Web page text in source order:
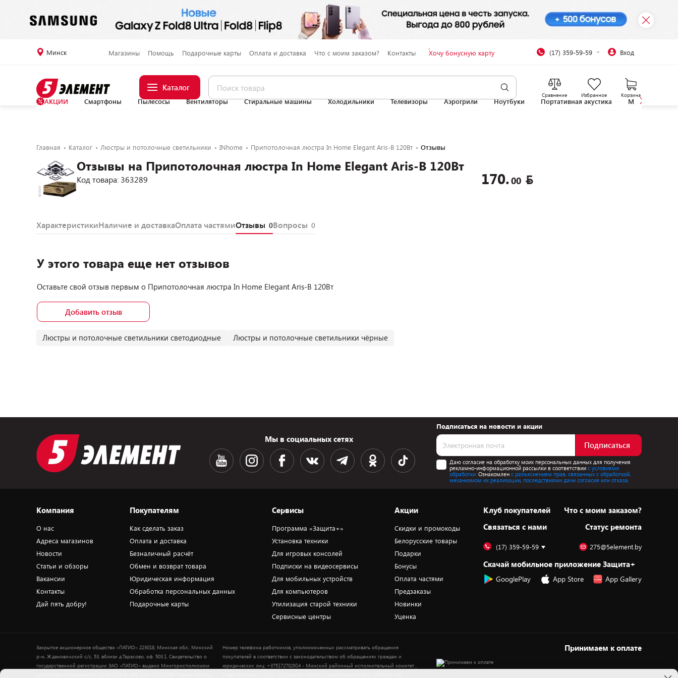
Минск Магазины Помощь Подарочные карты Оплата и доставка Что с моим заказом? Контакты Хочу бонусную карту (17) 359-59-59 Вход
Каталог
Сравнение Избранное Корзина
АКЦИИ Смартфоны Пылесосы Вентиляторы Стиральные машины Холодильники Телевизоры Аэрогрили Ноутбуки Портативная акустика
Главная Каталог Люстры и потолочные светильники INhome Припотолочная люстра In Home Elegant Aris-B 120Вт Отзывы
Отзывы на Припотолочная люстра In Home Elegant Aris-B 120Вт
Код товара: 363289 170.00
ХарактеристикиНаличие и доставкаОплата частямиОтзывы 0Вопросы 0
У этого товара еще нет отзывов
Оставьте свой отзыв первым о Припотолочная люстра In Home Elegant Aris-B 120Вт
Добавить отзыв
Люстры и потолочные светильники светодиодные Люстры и потолочные светильники чёрные
Мы в социальных сетях
Подписаться на новости и акции
Подписаться
Даю согласие на обработку моих персональных данных для получения
рекламно-информационной рассылки в соответствиис условиями
обработки. Ознакомлен с разъяснением прав, связанных с обработкой,
механизмом их реализации, последствиями дачи согласия или отказа.
Компания
О нас
Адреса магазинов
Новости
Статьи и обзоры
Вакансии
Контакты
Дай пять добру!
Покупателям
Как сделать заказ
Оплата и доставка
Безналичный расчёт
Обмен и возврат товара
Юридическая информация
Обработка персональных данных
Подарочные карты
Сервисы
Программа «Защита+»
Установка техники
Для игровых консолей
Подписки на видеосервисы
Для мобильных устройств
Для компьютеров
Утилизация старой техники
Сервисные центры
Акции
Скидки и промокоды
Белорусские товары
Подарки
Бонусы
Оплата частями
Предзаказы
Новинки
Уценка
Клуб покупателей
Cвязаться с нами
Что с моим заказом?
Статус ремонта
(17) 359-59-59 275@5element.by
Скачай мобильное приложение Защита+
GooglePlay App Store App Gallery
Закрытое акционерное общество «ПАТИО» 223018, Минская обл., Минский
р-н, Ждановичский с/с, 53, вблизи д.Тарасово, оф. 503.1. Свидетельство о
государственной регистрации ЗАО «ПАТИО» выдано Мингорисполкомом
Номер телефона работников, уполномоченных рассматривать обращения
покупателей в соответствии с законодательством об обращениях граждан и
юридических лиц: +375172702914 - Минский районный исполнительный комитет ,
Принимаем к оплате